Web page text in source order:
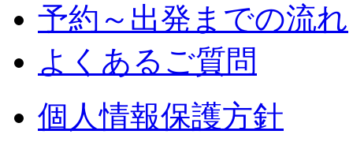
予約～出発までの流れ
よくあるご質問
個人情報保護方針